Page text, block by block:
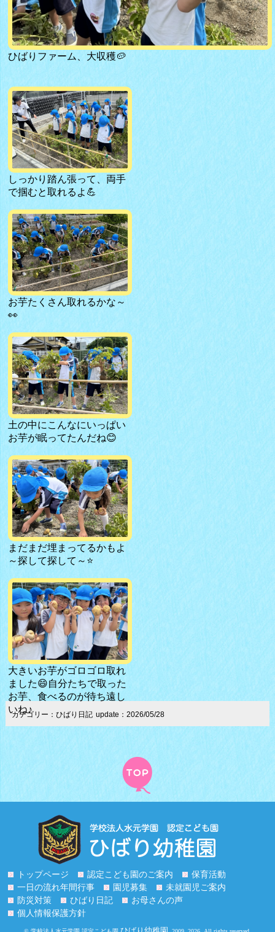
ひばりファーム、大収穫🥔
しっかり踏ん張って、両手
で掴むと取れるよ💪
お芋たくさん取れるかな～
👀
土の中にこんなにいっぱい
お芋が眠ってたんだね😊
まだまだ埋まってるかもよ
～探して探して～⭐
大きいお芋がゴロゴロ取れ
ました😄自分たちで取った
お芋、食べるのが待ち遠し
いね♪
カテゴリー：ひばり日記 update：2026/05/28
トップページ 認定こども園のご案内
保育活動
一日の流れ年間行事
園児募集
未就園児ご案内
防災対策
ひばり日記
お母さんの声
個人情報保護方針